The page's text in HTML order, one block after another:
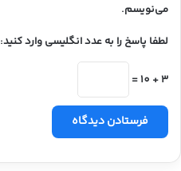
می‌نویسم.
لطفا پاسخ را به عدد انگلیسی وارد کنید:
3 + 10 =